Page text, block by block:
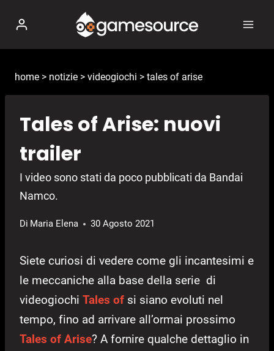
contenuto
home > notizie > videogiochi > tales of arise
Tales of Arise: nuovi
trailer
I video sono stati da poco pubblicati da Bandai
Namco.
Di Maria Elena 30 Agosto 2021
Siete curiosi di vedere come gli incantesimi e
le meccaniche alla base della serie di
videogiochi Tales of si siano evoluti nel
tempo, fino ad arrivare all’ormai prossimo
Tales of Arise? A fornire qualche dettaglio in